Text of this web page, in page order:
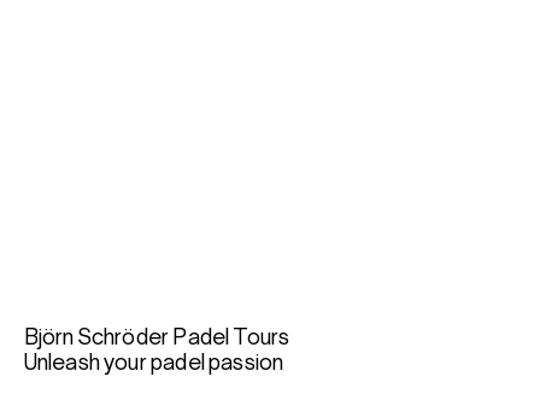
Björn Schröder Padel Tours
Unleash your padel passion